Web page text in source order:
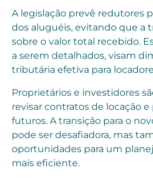
A legislação prevê redutores
dos aluguéis, evitando que a
sobre o valor total recebido.
a serem detalhados, visam
tributária efetiva para
Proprietários e investidores
revisar contratos de locação
futuros. A transição para o
pode ser desafiadora, mas
oportunidades para um
mais eficiente.